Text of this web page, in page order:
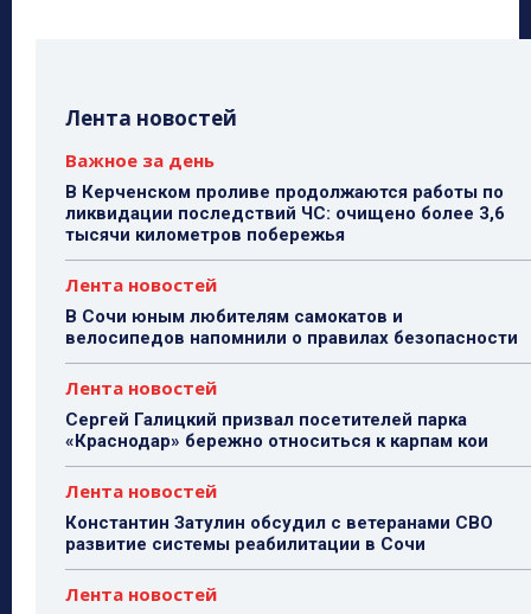
Лента новостей
Важное за день
В Керченском проливе продолжаются работы по
ликвидации последствий ЧС: очищено более 3,6
тысячи километров побережья
Лента новостей
В Сочи юным любителям самокатов и
велосипедов напомнили о правилах безопасности
Лента новостей
Сергей Галицкий призвал посетителей парка
«Краснодар» бережно относиться к карпам кои
Лента новостей
Константин Затулин обсудил с ветеранами СВО
развитие системы реабилитации в Сочи
Лента новостей